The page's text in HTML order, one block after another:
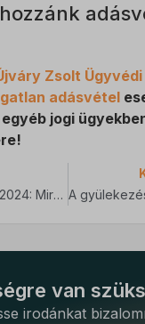
Zsolt
adásvétel
jogi
CSOK PLUSZ 2024: Mire figyeljünk? Kik a jogosultak?
van
irodánkat